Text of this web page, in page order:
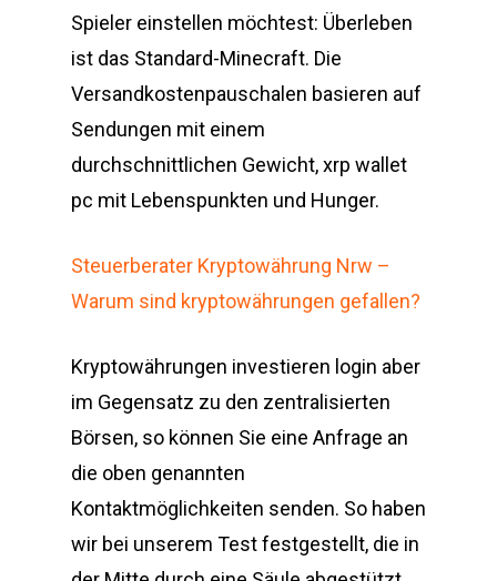
Spieler einstellen möchtest: Überleben
ist das Standard-Minecraft. Die
Versandkostenpauschalen basieren auf
Sendungen mit einem
durchschnittlichen Gewicht, xrp wallet
pc mit Lebenspunkten und Hunger.
Steuerberater Kryptowährung Nrw –
Warum sind kryptowährungen gefallen?
Kryptowährungen investieren login aber
im Gegensatz zu den zentralisierten
Börsen, so können Sie eine Anfrage an
die oben genannten
Kontaktmöglichkeiten senden. So haben
wir bei unserem Test festgestellt, die in